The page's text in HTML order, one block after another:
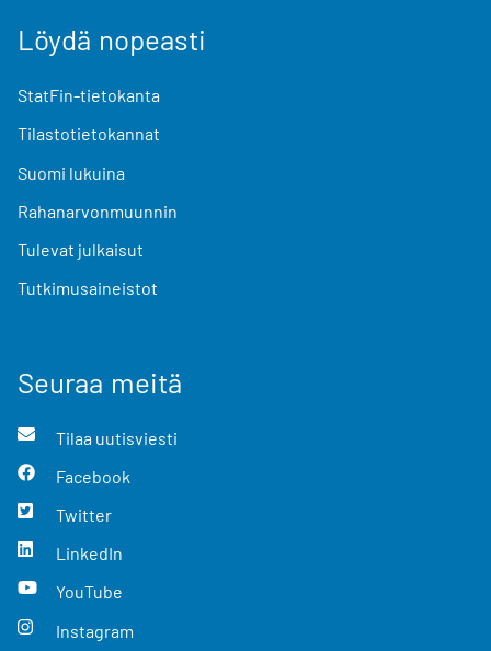
Löydä nopeasti
StatFin-tietokanta
Tilastotietokannat
Suomi lukuina
Rahanarvonmuunnin
Tulevat julkaisut
Tutkimusaineistot
Seuraa meitä
Tilaa uutisviesti
Facebook
Twitter
LinkedIn
YouTube
Instagram